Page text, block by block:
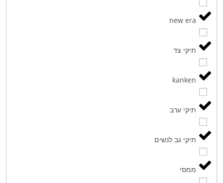
new era
תיקי צד
kanken
תיקי ערב
תיקי גב לנשים
ממסי